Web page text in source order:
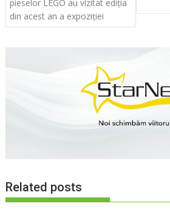
articole
pieselor LEGO au vizitat ediția
din acest an a expoziției
Related posts